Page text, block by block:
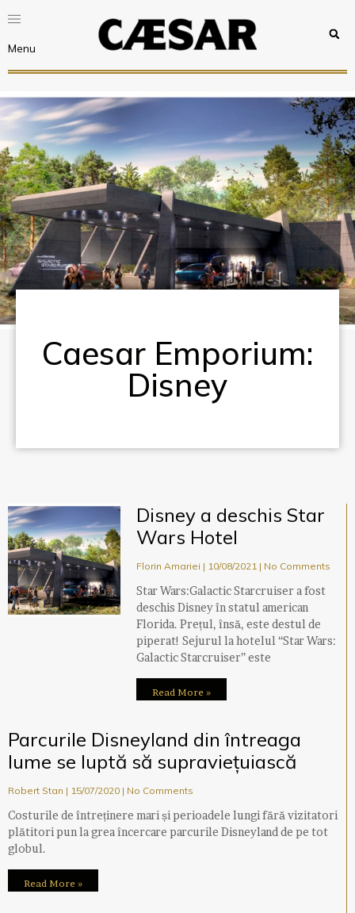
Menu
Caesar Emporium:
Disney
Disney a deschis Star
Wars Hotel
Florin Amariei 10/08/2021 No Comments
Star Wars:Galactic Starcruiser a fost
deschis Disney în statul american
Florida. Prețul, însă, este destul de
piperat! Sejurul la hotelul “Star Wars:
Galactic Starcruiser” este
Read More »
Parcurile Disneyland din întreaga
lume se luptă să supraviețuiască
Robert Stan 15/07/2020 No Comments
Costurile de întreținere mari și perioadele lungi fără vizitatori
plătitori pun la grea încercare parcurile Disneyland de pe tot
globul.
Read More »